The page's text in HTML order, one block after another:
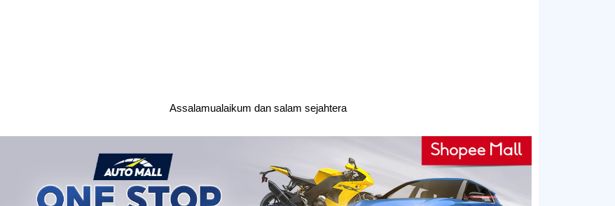
Assalamualaikum dan salam sejahtera